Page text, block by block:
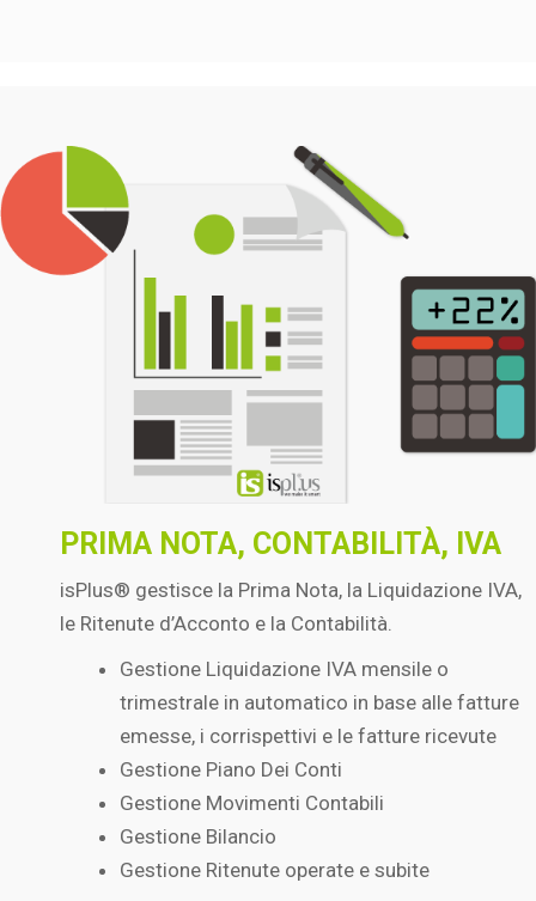
PRIMA NOTA, CONTABILITÀ, IVA
isPlus® gestisce la Prima Nota, la Liquidazione IVA,
le Ritenute d’Acconto e la Contabilità.
Gestione Liquidazione IVA mensile o
trimestrale in automatico in base alle fatture
emesse, i corrispettivi e le fatture ricevute
Gestione Piano Dei Conti
Gestione Movimenti Contabili
Gestione Bilancio
Gestione Ritenute operate e subite